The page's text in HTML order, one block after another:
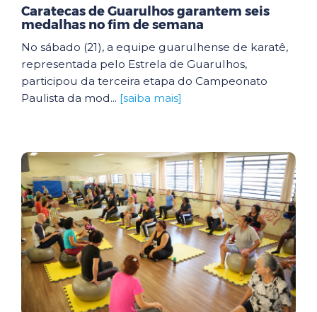
Caratecas de Guarulhos garantem seis
medalhas no fim de semana
No sábado (21), a equipe guarulhense de karatê,
representada pelo Estrela de Guarulhos,
participou da terceira etapa do Campeonato
Paulista da mod... [saiba mais]